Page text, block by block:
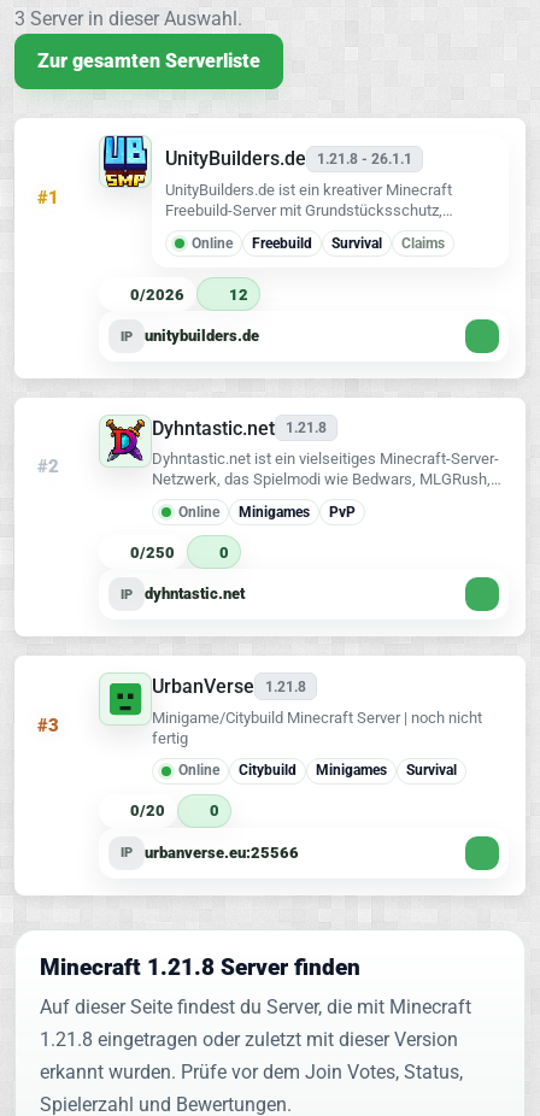
3 Server in dieser Auswahl.
Zur gesamten Serverliste
#1
UnityBuilders.de 1.21.8 - 26.1.1
UnityBuilders.de ist ein kreativer Minecraft
Freebuild-Server mit Grundstücksschutz,
eigener Farmwelt und einer freundlichen
Community
Online Freebuild Survival Claims
0/2026 12
IP unitybuilders.de
#2
Dyhntastic.net 1.21.8
Dyhntastic.net ist ein vielseitiges Minecraft-Server-
Netzwerk, das Spielmodi wie Bedwars, MLGRush,
KnockIt und CityBuild anbietet.
Online Minigames PvP
0/250 0
IP dyhntastic.net
#3
UrbanVerse 1.21.8
Minigame/Citybuild Minecraft Server | noch nicht
fertig
Online Citybuild Minigames Survival
0/20 0
IP urbanverse.eu:25566
Minecraft 1.21.8 Server finden
Auf dieser Seite findest du Server, die mit Minecraft
1.21.8 eingetragen oder zuletzt mit dieser Version
erkannt wurden. Prüfe vor dem Join Votes, Status,
Spielerzahl und Bewertungen.